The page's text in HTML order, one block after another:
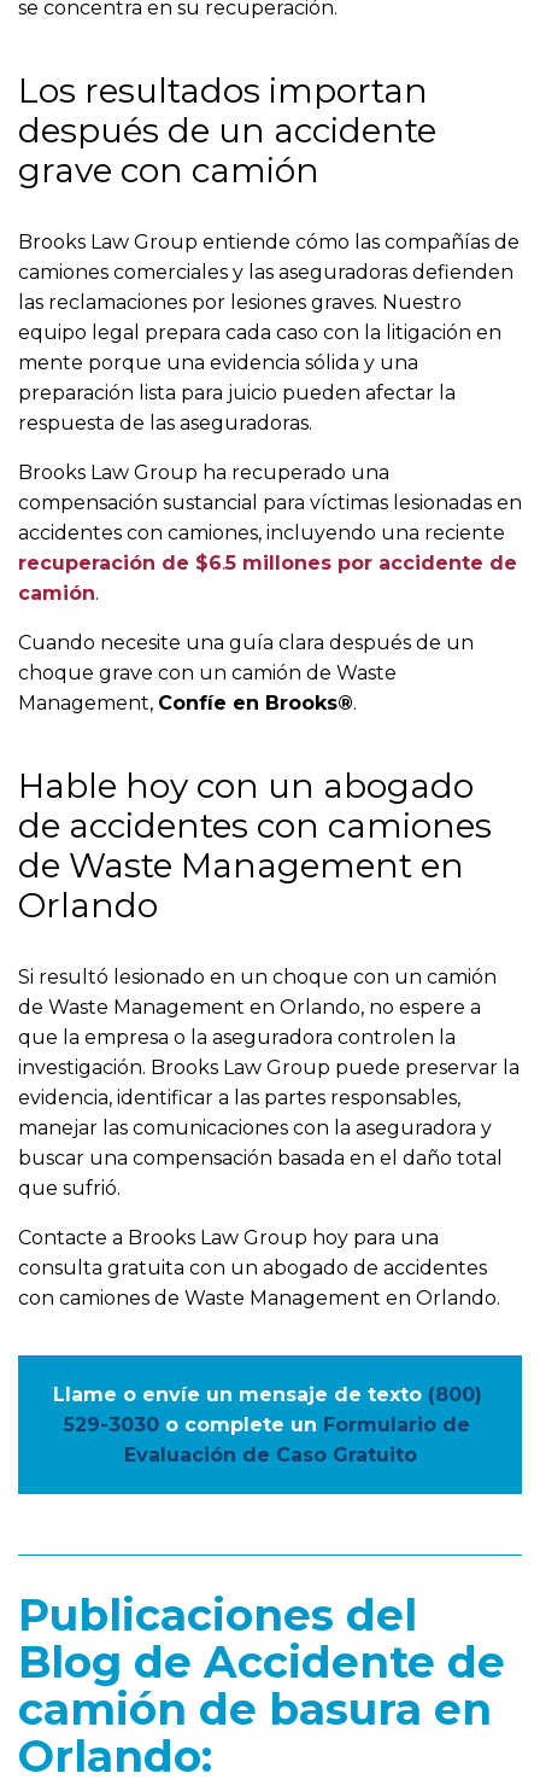
se concentra en su recuperación.
Los resultados importan
después de un accidente
grave con camión
Brooks Law Group entiende cómo las compañías de
camiones comerciales y las aseguradoras defienden
las reclamaciones por lesiones graves. Nuestro
equipo legal prepara cada caso con la litigación en
mente porque una evidencia sólida y una
preparación lista para juicio pueden afectar la
respuesta de las aseguradoras.
Brooks Law Group ha recuperado una
compensación sustancial para víctimas lesionadas en
accidentes con camiones, incluyendo una reciente
recuperación de $6.5 millones por accidente de
camión.
Cuando necesite una guía clara después de un
choque grave con un camión de Waste
Management, Confíe en Brooks®.
Hable hoy con un abogado
de accidentes con camiones
de Waste Management en
Orlando
Si resultó lesionado en un choque con un camión
de Waste Management en Orlando, no espere a
que la empresa o la aseguradora controlen la
investigación. Brooks Law Group puede preservar la
evidencia, identificar a las partes responsables,
manejar las comunicaciones con la aseguradora y
buscar una compensación basada en el daño total
que sufrió.
Contacte a Brooks Law Group hoy para una
consulta gratuita con un abogado de accidentes
con camiones de Waste Management en Orlando.
Llame o envíe un mensaje de texto (800)
529-3030 o complete un Formulario de
Evaluación de Caso Gratuito
Publicaciones del
Blog de Accidente de
camión de basura en
Orlando: